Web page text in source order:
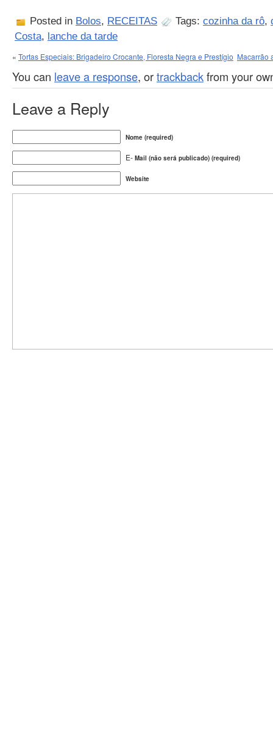
Posted in Bolos, RECEITAS Tags: cozinha da rô,
Costa, lanche da tarde
« Tortas Especiais: Brigadeiro Crocante, Floresta Negra e Prestígio Macarrão
You can leave a response, ortrackbackfrom your
Leave a Reply
Nome (required)
E- Mail (não será publicado) (required)
Website